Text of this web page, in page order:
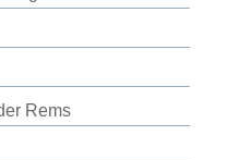
Rems